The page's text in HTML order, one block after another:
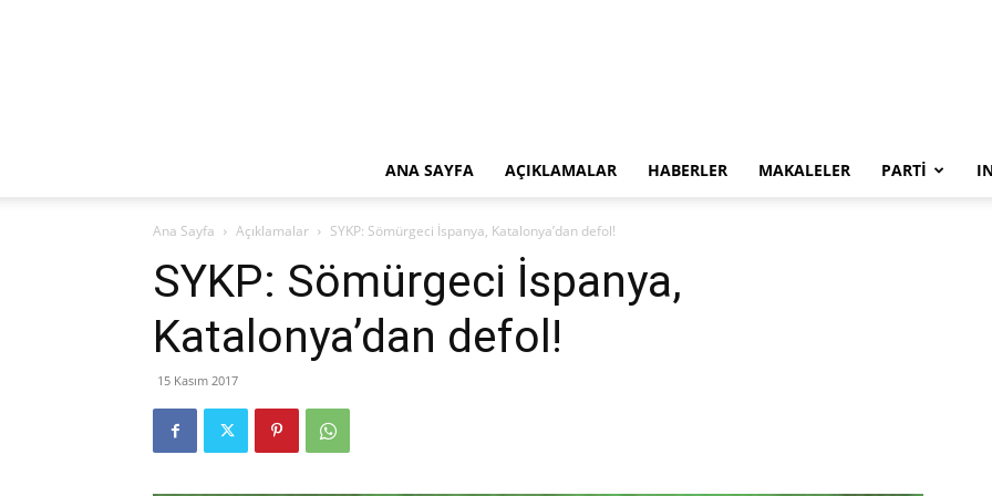
ANA SAYFA AÇIKLAMALAR HABERLER MAKALELER PARTI
Ana Sayfa Açıklamalar SYKP: Sömürgeci İspanya, Katalonya’dan defol!
SYKP: Sömürgeci İspanya,
Katalonya’dan defol!
15 Kasım 2017